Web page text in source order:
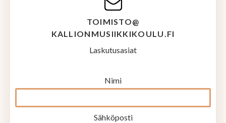
TOIMISTO@
KALLIONMUSIIKKIKOULU.FI
Laskutusasiat
Nimi
Sähköposti